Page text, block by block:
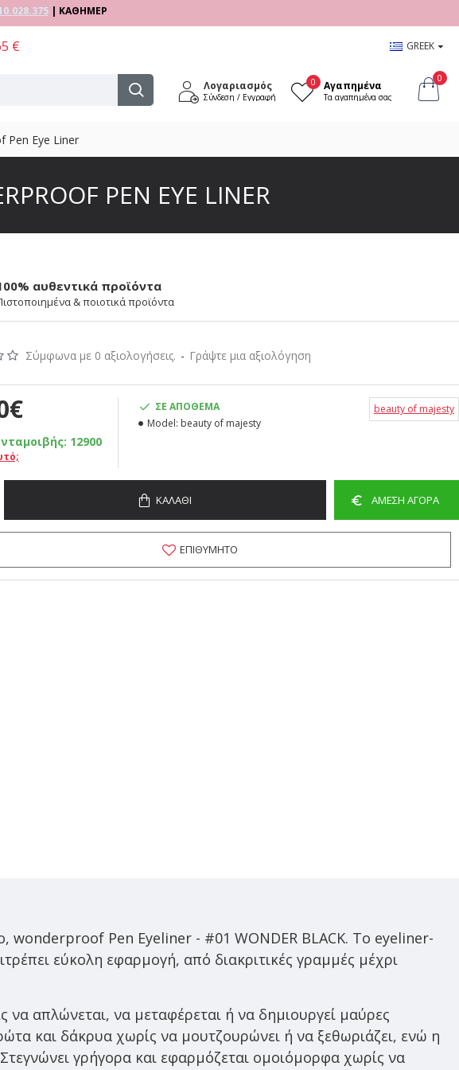
| ΚΑΘΗΜΕΡΙΝΑ 09:00 - 17:00
€ GREEK
Λογαριασμός
Σύνδεση / Εγγραφή
Αγαπημένα
Τα αγαπημένα σας
0 0
Pen Eye Liner
PEN EYE LINER
αυθεντικά προϊόντα
& ποιοτικά προϊόντα
Σύμφωνα με 0 αξιολογήσεις. - Γράψτε μια αξιολόγηση
12900
ΣΕ ΑΠΌΘΕΜΑ
Model: beauty of majesty
beauty of majesty
ΚΑΛΆΘΙ ΆΜΕΣΗ ΑΓΟΡΆ
ΕΠΙΘΥΜΗΤΌ
wonderproof Pen Eyeliner - #01 WONDER BLACK. Tο eyeliner-
εύκολη εφαρμογή, από διακριτικές γραμμές μέχρι
απλώνεται, να μεταφέρεται ή να δημιουργεί μαύρες
και δάκρυα χωρίς να μουτζουρώνει ή να ξεθωριάζει, ενώ η
γρήγορα και εφαρμόζεται ομοιόμορφα χωρίς να